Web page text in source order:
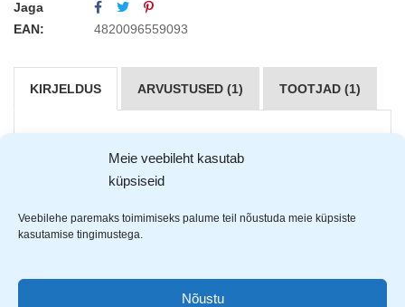
Meie veebileht kasutab
küpsiseid
Veebilehe paremaks toimimiseks palume teil nõustuda meie küpsiste
kasutamise tingimustega.
Nõustu
Jaga
EAN:
4820096559093
KIRJELDUS ARVUSTUSED (1) TOOTJAD (1)
Mõõdud: 20x30x1.2cm
Kahepoolne kasutatavus